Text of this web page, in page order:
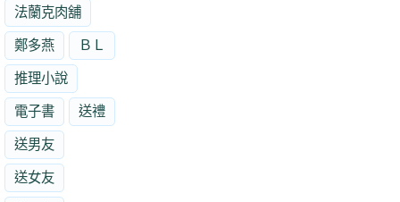
法蘭克肉舖
鄭多燕 ＢＬ
推理小說
電子書 送禮
送男友
送女友